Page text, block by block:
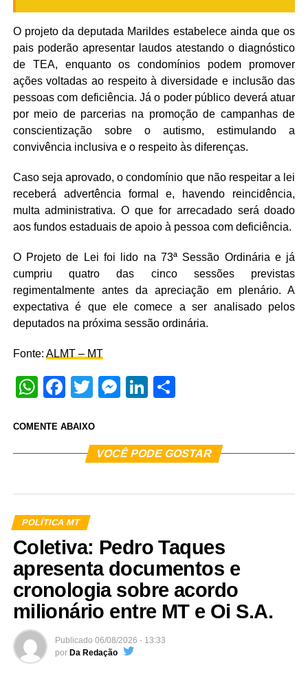
O projeto da deputada Marildes estabelece ainda que os
pais poderão apresentar laudos atestando o diagnóstico
de TEA, enquanto os condomínios podem promover
ações voltadas ao respeito à diversidade e inclusão das
pessoas com deficiência. Já o poder público deverá atuar
por meio de parcerias na promoção de campanhas de
conscientização sobre o autismo, estimulando a
convivência inclusiva e o respeito às diferenças.
Caso seja aprovado, o condomínio que não respeitar a lei
receberá advertência formal e, havendo reincidência,
multa administrativa. O que for arrecadado será doado
aos fundos estaduais de apoio à pessoa com deficiência.
O Projeto de Lei foi lido na 73ª Sessão Ordinária e já
cumpriu quatro das cinco sessões previstas
regimentalmente antes da apreciação em plenário. A
expectativa é que ele comece a ser analisado pelos
deputados na próxima sessão ordinária.
Fonte: ALMT – MT
WhatsApp
Facebook
TwitterMessenger
LinkedIn
COMENTE ABAIXO
VOCÊ PODE GOSTAR
POLÍTICA MT
Coletiva: Pedro Taques
apresenta documentos e
cronologia sobre acordo
milionário entre MT e Oi S.A.
Publicado 06/08/2026 - 13:33
por Da Redação